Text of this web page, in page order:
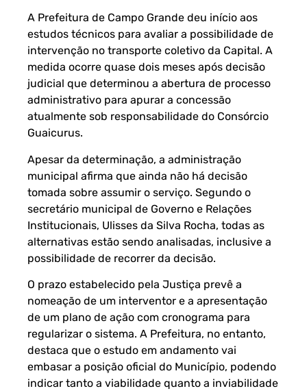
A Prefeitura de Campo Grande deu início aos
estudos técnicos para avaliar a possibilidade de
intervenção no transporte coletivo da Capital. A
medida ocorre quase dois meses após decisão
judicial que determinou a abertura de processo
administrativo para apurar a concessão
atualmente sob responsabilidade do Consórcio
Guaicurus.
Apesar da determinação, a administração
municipal afirma que ainda não há decisão
tomada sobre assumir o serviço. Segundo o
secretário municipal de Governo e Relações
Institucionais, Ulisses da Silva Rocha, todas as
alternativas estão sendo analisadas, inclusive a
possibilidade de recorrer da decisão.
O prazo estabelecido pela Justiça prevê a
nomeação de um interventor e a apresentação
de um plano de ação com cronograma para
regularizar o sistema. A Prefeitura, no entanto,
destaca que o estudo em andamento vai
embasar a posição oficial do Município, podendo
indicar tanto a viabilidade quanto a inviabilidade